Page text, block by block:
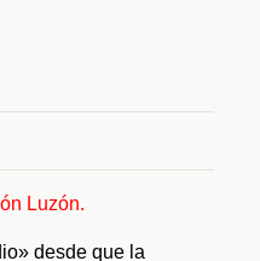
Luzón.
desde que la